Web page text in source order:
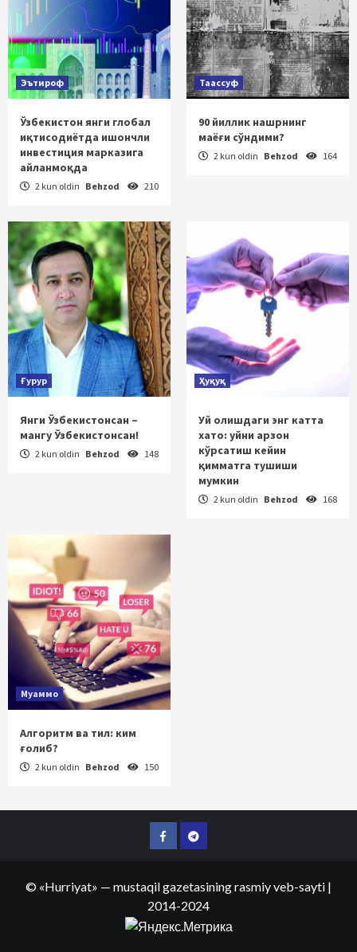
Эътироф
Ўзбекистон янги глобал
иқтисодиётда ишончли
инвестиция марказига
айланмоқда
2 kun oldin Behzod 210
Таассуф
90 йиллик нашрнинг
маёғи сўндими?
2 kun oldin Behzod 164
Ғурур
Янги Ўзбекистонсан –
мангу Ўзбекистонсан!
2 kun oldin Behzod 148
Ҳуқуқ
Уй олишдаги энг катта
хато: уйни арзон
кўрсатиш кейин
қимматга тушиши
мумкин
2 kun oldin Behzod 168
Муаммо
Алгоритм ва тил: ким
ғолиб?
2 kun oldin Behzod 150
FacebookTelegram
© «Hurriyat» — mustaqil gazetasining rasmiy veb-sayti |
2014-2024